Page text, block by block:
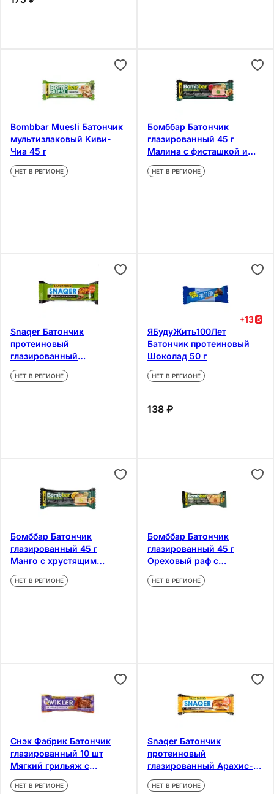
Bombbar Muesli Батончик
мультизлаковый Киви-
Чиа 45 г
НЕТ В РЕГИОНЕ
Бомббар Батончик
глазированный 45 г
Малина с фисташкой и
хрустящим тестом
НЕТ В РЕГИОНЕ
Snaqer Батончик
протеиновый
глазированный
Фисташки-Карамель 50 г
НЕТ В РЕГИОНЕ
+13
ЯБудуЖить100Лет
Батончик протеиновый
Шоколад 50 г
НЕТ В РЕГИОНЕ
138 ₽
Бомббар Батончик
глазированный 45 г
Манго с хрустящим
тестом
НЕТ В РЕГИОНЕ
Бомббар Батончик
глазированный 45 г
Ореховый раф с
хрустящим тестом
НЕТ В РЕГИОНЕ
Снэк Фабрик Батончик
глазированный 10 шт
Мягкий грильяж с
арахисом
НЕТ В РЕГИОНЕ
Snaqer Батончик
протеиновый
глазированный Арахис-
Карамель 50 г
НЕТ В РЕГИОНЕ